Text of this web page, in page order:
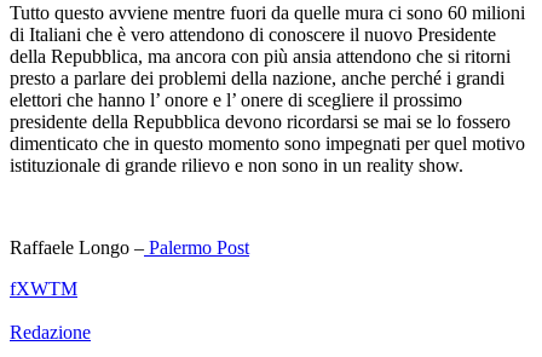
Tutto questo avviene mentre fuori da quelle mura ci sono 60 milioni
di Italiani che è vero attendono di conoscere il nuovo Presidente
della Repubblica, ma ancora con più ansia attendono che si ritorni
presto a parlare dei problemi della nazione, anche perché i grandi
elettori che hanno l’ onore e l’ onere di scegliere il prossimo
presidente della Repubblica devono ricordarsi se mai se lo fossero
dimenticato che in questo momento sono impegnati per quel motivo
istituzionale di grande rilievo e non sono in un reality show.
Raffaele Longo – Palermo Post
fXWTM
Redazione